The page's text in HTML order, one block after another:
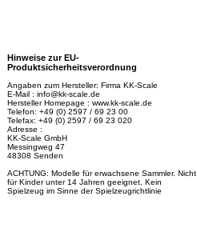
Hinweise zur EU-
Produktsicherheitsverordnung
Angaben zum Hersteller: Firma KK-Scale
E-Mail : info@kk-scale.de
Hersteller Homepage : www.kk-scale.de
Telefon: +49 (0) 2597 / 69 23 00
Telefax: +49 (0) 2597 / 69 23 020
Adresse :
KK-Scale GmbH
Messingweg 47
48308 Senden
ACHTUNG: Modelle für erwachsene Sammler. Nicht
für Kinder unter 14 Jahren geeignet. Kein
Spielzeug im Sinne der Spielzeugrichtlinie